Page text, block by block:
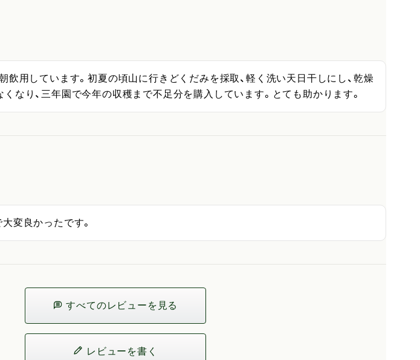
飲用しています。初夏の頃山に行きどくだみを採取、軽く洗い天日干しにし、乾燥
なり、三年園で今年の収穫まで不足分を購入しています。とても助かります。
すべてのレビューを見る
レビューを書く